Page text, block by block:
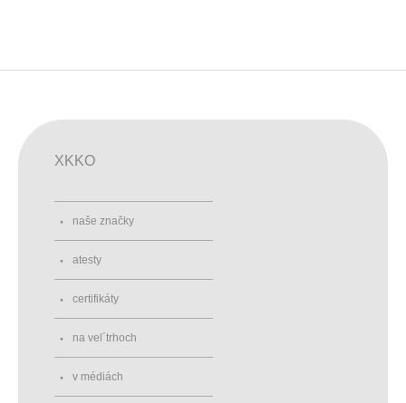
XKKO
naše značky
atesty
certifikáty
na vel´trhoch
v médiách